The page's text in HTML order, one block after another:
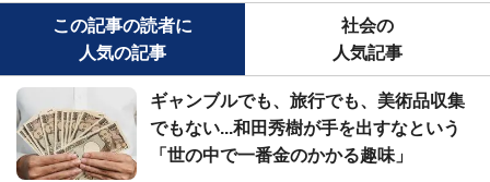
この記事の読者に
人気の記事
社会の
人気記事
ギャンブルでも、旅行でも、美術品収集
でもない...和田秀樹が手を出すなという
「世の中で一番金のかかる趣味」